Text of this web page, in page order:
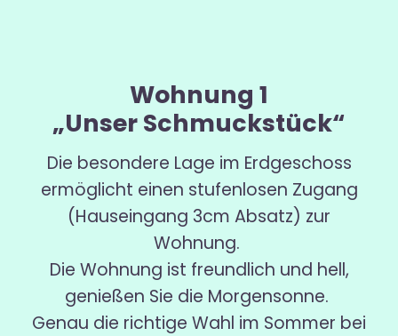
Wohnung 1
„Unser Schmuckstück“
Die besondere Lage im Erdgeschoss
ermöglicht einen stufenlosen Zugang
(Hauseingang 3cm Absatz) zur
Wohnung.
Die Wohnung ist freundlich und hell,
genießen Sie die Morgensonne.
Genau die richtige Wahl im Sommer bei